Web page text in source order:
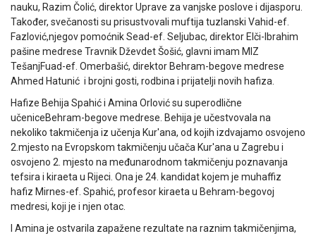
nauku, Razim Čolić, direktor Uprave za vanjske poslove i dijasporu.
Također, svečanosti su prisustvovali muftija tuzlanski Vahid-ef.
Fazlović,njegov pomoćnik Sead-ef. Seljubac, direktor Elči-Ibrahim
pašine medrese Travnik Dževdet Šošić, glavni imam MIZ
TešanjFuad-ef. Omerbašić, direktor Behram-begove medrese
Ahmed Hatunić i brojni gosti, rodbina i prijatelji novih hafiza.
Hafize Behija Spahić i Amina Orlović su superodlične
učeniceBehram-begove medrese. Behija je učestvovala na
nekoliko takmičenja iz učenja Kur'ana, od kojih izdvajamo osvojeno
2.mjesto na Evropskom takmičenju učača Kur'ana u Zagrebu i
osvojeno 2. mjesto na međunarodnom takmičenju poznavanja
tefsira i kiraeta u Rijeci. Ona je 24. kandidat kojem je muhaffiz
hafiz Mirnes-ef. Spahić, profesor kiraeta u Behram-begovoj
medresi, koji je i njen otac.
I Amina je ostvarila zapažene rezultate na raznim takmičenjima,